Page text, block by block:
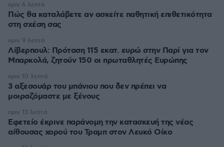
Πώς θα καταλάβετε αν ασκείτε παθητική επιθετικότητα
στη σχέση σας
πριν 6 λεπτά
Λίβερπουλ: Πρόταση 115 εκατ. ευρώ στην Παρί για τον
Μπαρκολά, ζητούν 150 οι πρωταθλητές Ευρώπης
πριν 9 λεπτά
3 αξεσουάρ του μπάνιου που δεν πρέπει να
μοιραζόμαστε με ξένους
πριν 10 λεπτά
Εφετείο έκρινε παράνομη την κατασκευή της νέας
αίθουσας χορού του Τραμπ στον Λευκό Οίκο
πριν 13 λεπτά